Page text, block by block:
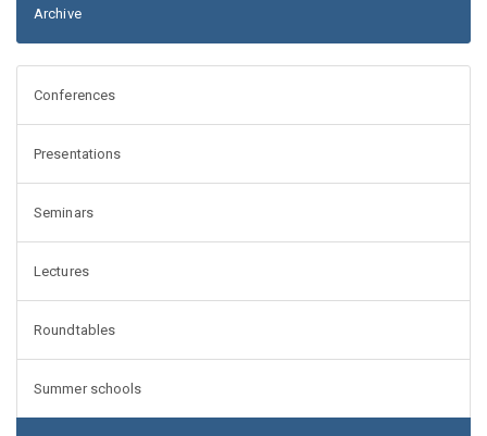
Archive
Conferences
Presentations
Seminars
Lectures
Roundtables
Summer schools